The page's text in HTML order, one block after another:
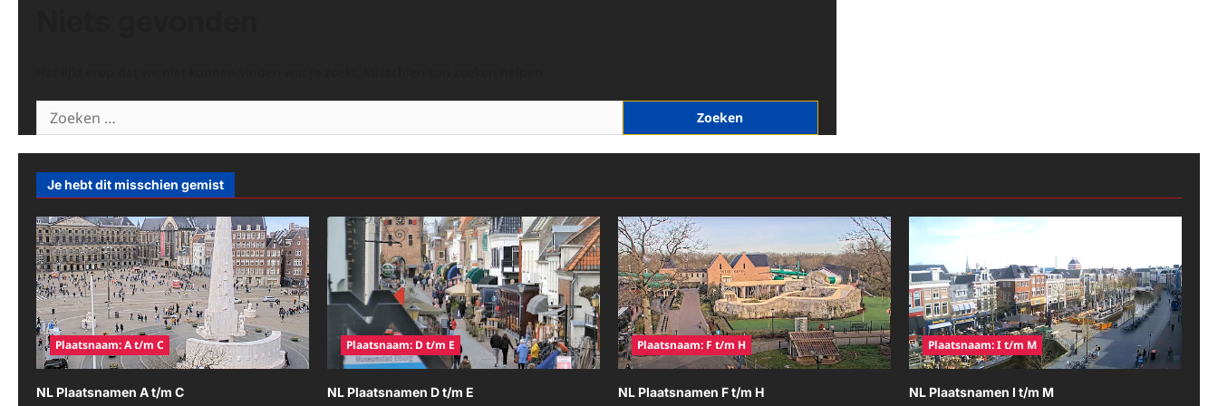
Zoeken
naar:
Je hebt dit misschien gemist
Plaatsnaam: A t/m C
NL Plaatsnamen A t/m C
Plaatsnaam: D t/m E
NL Plaatsnamen D t/m E
Plaatsnaam: F t/m H
NL Plaatsnamen F t/m H
Plaatsnaam: I t/m M
NL Plaatsnamen I t/m M